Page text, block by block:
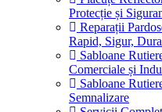
Protecție și
Reparații
Rapid, Sigur,
Sabloane
Comerciale și
Sabloane
Semnalizare